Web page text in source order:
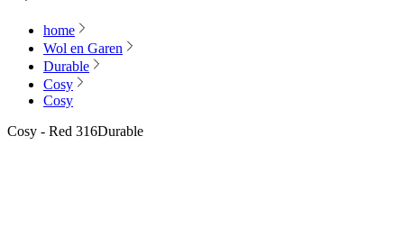
home
Wol en Garen
Durable
Cosy
Cosy
Cosy - Red 316Durable